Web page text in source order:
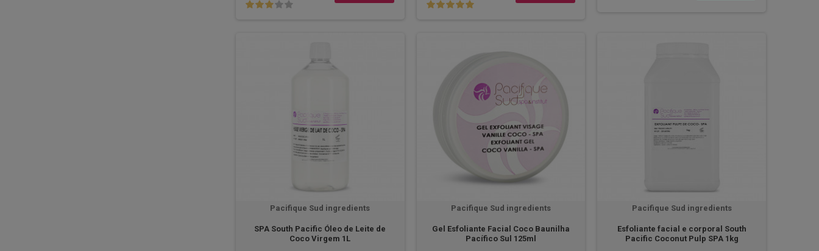
Pacifique Sud ingredients
SPA South Pacific Óleo de Leite de
Coco Virgem 1L
Pacifique Sud ingredients
Gel Esfoliante Facial Coco Baunilha
Pacífico Sul 125ml
Pacifique Sud ingredients
Esfoliante facial e corporal South
Pacific Coconut Pulp SPA 1kg